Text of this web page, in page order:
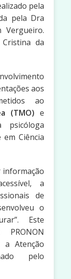
pela
pela Dra
Vergueiro.
da
aos
ao
(TMO) e
psicóloga
Ciência
a
de
o
Este
a Atenção
pelo